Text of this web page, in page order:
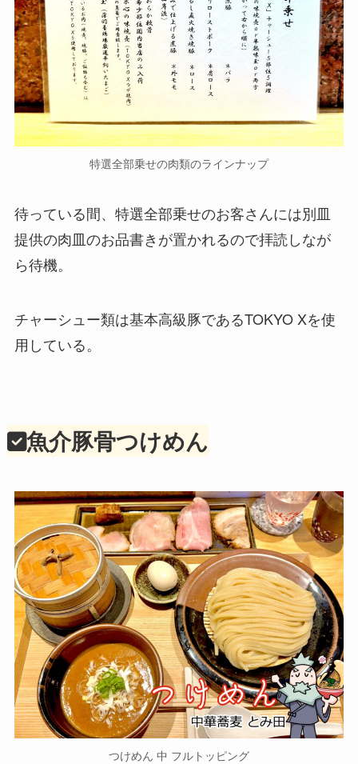
特選全部乗せの肉類のラインナップ
待っている間、特選全部乗せのお客さんには別皿
提供の肉皿のお品書きが置かれるので拝読しなが
ら待機。
チャーシュー類は基本高級豚であるTOKYO Xを使
用している。
魚介豚骨つけめん
つけめん 中 フルトッピング